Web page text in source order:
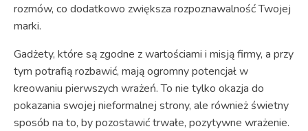
rozmów, co dodatkowo zwiększa rozpoznawalność Twojej
marki.
Gadżety, które są zgodne z wartościami i misją firmy, a przy
tym potrafią rozbawić, mają ogromny potencjał w
kreowaniu pierwszych wrażeń. To nie tylko okazja do
pokazania swojej nieformalnej strony, ale również świetny
sposób na to, by pozostawić trwałe, pozytywne wrażenie.